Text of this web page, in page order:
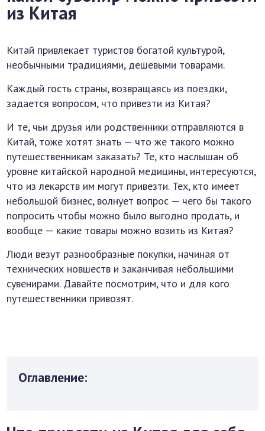
из Китая
Китай привлекает туристов богатой культурой,
необычными традициями, дешевыми товарами.
Каждый гость страны, возвращаясь из поездки,
задается вопросом, что привезти из Китая?
И те, чьи друзья или родственники отправляются в
Китай, тоже хотят знать — что же такого можно
путешественникам заказать? Те, кто наслышан об
уровне китайской народной медицины, интересуются,
что из лекарств им могут привезти. Тех, кто имеет
небольшой бизнес, волнует вопрос — чего бы такого
попросить чтобы можно было выгодно продать, и
вообще — какие товары можно возить из Китая?
Люди везут разнообразные покупки, начиная от
технических новшеств и заканчивая небольшими
сувенирами. Давайте посмотрим, что и для кого
путешественники привозят.
Оглавление: